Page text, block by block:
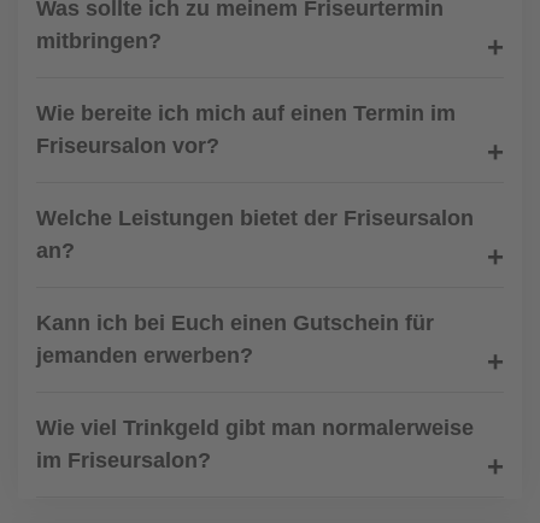
Was sollte ich zu meinem Friseurtermin
mitbringen?
Wie bereite ich mich auf einen Termin im
Friseursalon vor?
Welche Leistungen bietet der Friseursalon
an?
Kann ich bei Euch einen Gutschein für
jemanden erwerben?
Wie viel Trinkgeld gibt man normalerweise
im Friseursalon?